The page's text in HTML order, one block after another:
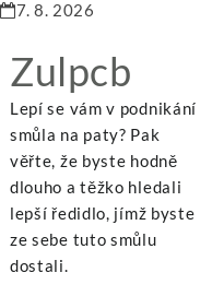
7. 8. 2026
Zulpcb
Lepí se vám v podnikání
smůla na paty? Pak
věřte, že byste hodně
dlouho a těžko hledali
lepší ředidlo, jímž byste
ze sebe tuto smůlu
dostali.
Home Business Dokonalá